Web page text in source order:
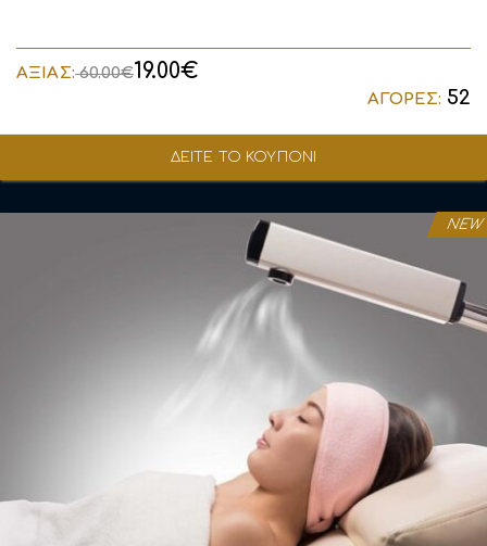
ΔΕΙΤΕ ΤΟ ΚΟΥΠΟΝΙ
ΑΞΙΑΣ:60.00€19.00€
ΑΓΟΡΕΣ: 52
NEW